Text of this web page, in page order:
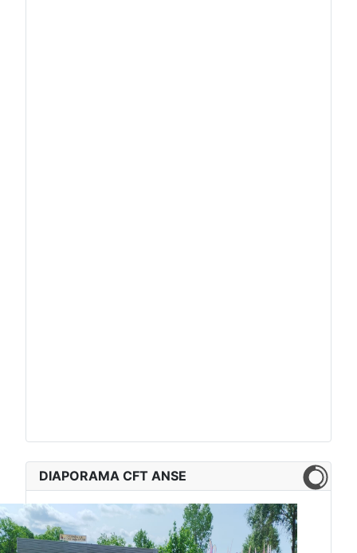
DIAPORAMA CFT ANSE